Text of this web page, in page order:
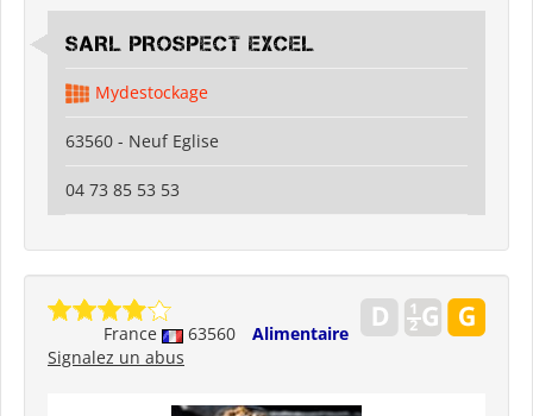
SARL PROSPECT EXCEL
Mydestockage
63560 - Neuf Eglise
04 73 85 53 53
France 63560
Alimentaire
Signalez un abus